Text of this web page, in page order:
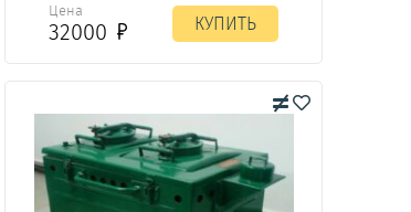
Цена
32000 КУПИТЬ